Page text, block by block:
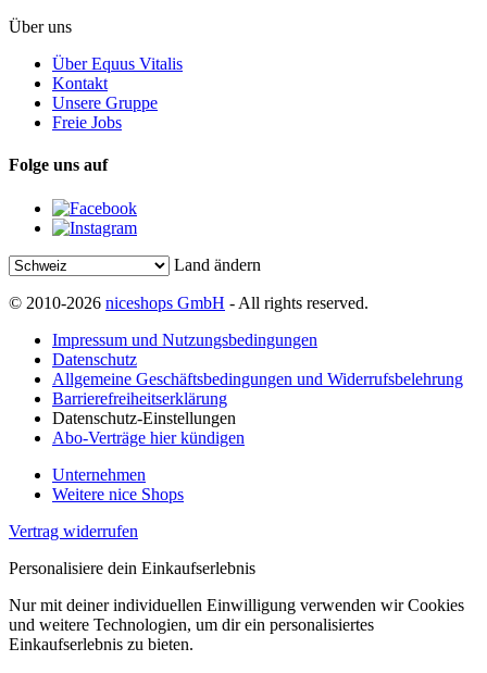
Über uns
Über Equus Vitalis
Kontakt
Unsere Gruppe
Freie Jobs
Folge uns auf
Land ändern
© 2010-2026 niceshops GmbH - All rights reserved.
Impressum und Nutzungsbedingungen
Datenschutz
Allgemeine Geschäftsbedingungen und Widerrufsbelehrung
Barrierefreiheitserklärung
Datenschutz-Einstellungen
Abo-Verträge hier kündigen
Unternehmen
Weitere nice Shops
Vertrag widerrufen
Personalisiere dein Einkaufserlebnis
Nur mit deiner individuellen Einwilligung verwenden wir Cookies
und weitere Technologien, um dir ein personalisiertes
Einkaufserlebnis zu bieten.